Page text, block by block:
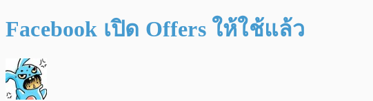
Facebook เปิด Offers ให้ใช้แล้ว